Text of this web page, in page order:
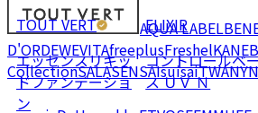
TOUT VERT
エッセンスリキッ
ドファンデーショ
ン
ELIXIR
コントロールベ
ス ＵＶ Ｎ
AQUA LABEL
D'ORDEWEVITAfreeplusFreshel
CollectionSALASENSAIsuisaiTWANY